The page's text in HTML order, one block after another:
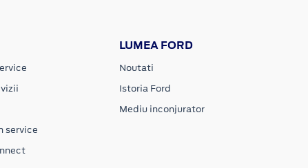
service
LUMEA FORD
Noutati
Istoria Ford
Mediu inconjurator